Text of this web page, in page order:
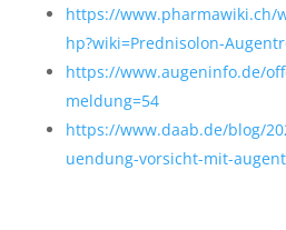
https://www.pharmawiki.ch/
hp?wiki=Prednisolon-
https://www.augeninfo.de/
meldung=54
https://www.daab.de/blog/
uendung-vorsicht-mit-